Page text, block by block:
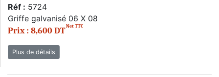
Réf : 5724
Griffe galvanisé 06 X 08
Prix : 8,600 DTNet TTC
Plus de détails